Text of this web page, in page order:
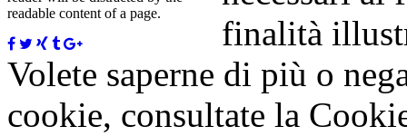
readable content of a page.
finalità
Volete saperne di più o
cookie, consultate la